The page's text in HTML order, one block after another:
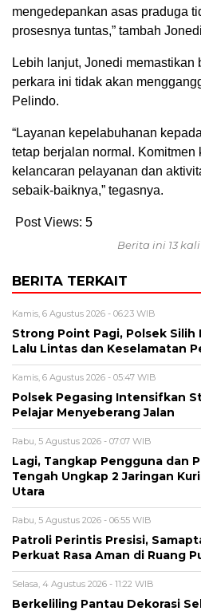
mengedepankan asas praduga
prosesnya tuntas,” tambah
Lebih lanjut, Jonedi memastikan
perkara ini tidak akan
Pelindo.
“Layanan kepelabuhanan
tetap berjalan normal. Komitmen
kelancaran pelayanan dan
sebaik-baiknya,” tegasnya.
Post Views: 5
Berita ini 13
BERITA TERKAIT
Kamis, 6 Agustus 2026 - 06:23 WIB
Strong Point Pagi, Polsek Silih
Lalu Lintas dan Keselamatan
Kamis, 6 Agustus 2026 - 05:47 WIB
Polsek Pegasing Intensifkan
Pelajar Menyeberang Jalan
Rabu, 5 Agustus 2026 - 07:07 WIB
Lagi, Tangkap Pengguna dan
Tengah Ungkap 2 Jaringan
Utara
Rabu, 5 Agustus 2026 - 06:55 WIB
Patroli Perintis Presisi,
Perkuat Rasa Aman di Ruang
Selasa, 4 Agustus 2026 - 11:22 WIB
Berkeliling Pantau Dekorasi